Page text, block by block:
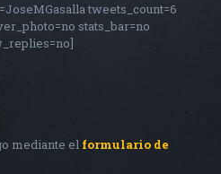
tweets_count=6
stats_bar=no
mediante el formulario de